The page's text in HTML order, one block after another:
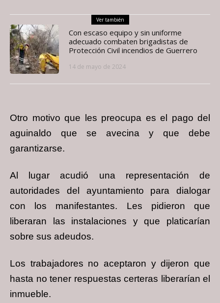
Ver también
Con escaso equipo y sin uniforme
adecuado combaten brigadistas de
Protección Civil incendios de Guerrero
14 de mayo de 2024
Otro motivo que les preocupa es el pago del
aguinaldo que se avecina y que debe
garantizarse.
Al lugar acudió una representación de
autoridades del ayuntamiento para dialogar
con los manifestantes. Les pidieron que
liberaran las instalaciones y que platicarían
sobre sus adeudos.
Los trabajadores no aceptaron y dijeron que
hasta no tener respuestas certeras liberarían el
inmueble.